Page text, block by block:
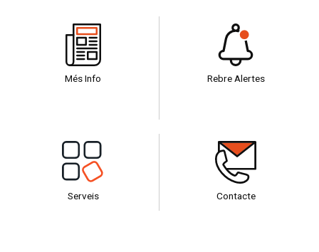
Més Info Rebre Alertes
Serveis Contacte